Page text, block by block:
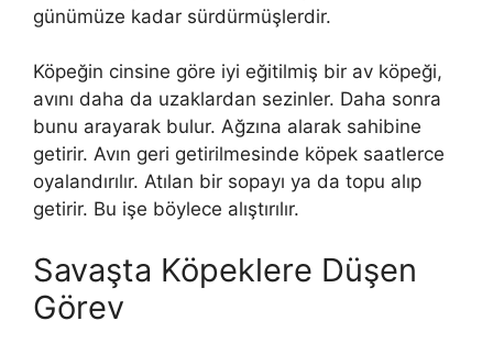
günümüze kadar sürdürmüşlerdir.
Köpeğin cinsine göre iyi eğitilmiş bir av köpeği,
avını daha da uzaklardan sezinler. Daha sonra
bunu arayarak bulur. Ağzına alarak sahibine
getirir. Avın geri getirilmesinde köpek saatlerce
oyalandırılır. Atılan bir sopayı ya da topu alıp
getirir. Bu işe böylece alıştırılır.
Savaşta Köpeklere Düşen
Görev